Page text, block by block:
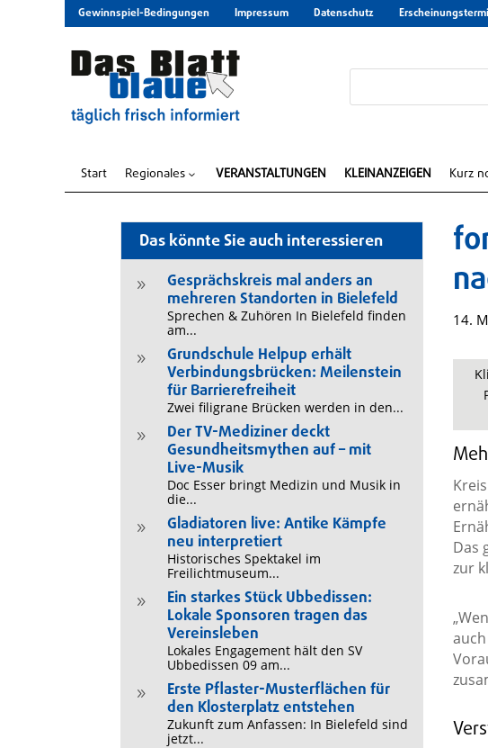
Gewinnspiel-Bedingungen Impressum Datenschutz
Start Regionales 3 VERANSTALTUNGEN KLEINANZEIGEN Kurz
Das könnte Sie auch interessieren
9
Gesprächskreis mal anders an
mehreren Standorten in Bielefeld
Sprechen & Zuhören In Bielefeld finden
am...
9
Grundschule Helpup erhält
Verbindungsbrücken: Meilenstein
für Barrierefreiheit
Zwei filigrane Brücken werden in den...
9
Der TV-Mediziner deckt
Gesundheitsmythen auf – mit
Live-Musik
Doc Esser bringt Medizin und Musik in
die...
9
Gladiatoren live: Antike Kämpfe
neu interpretiert
Historisches Spektakel im
Freilichtmuseum...
9
Ein starkes Stück Ubbedissen:
Lokale Sponsoren tragen das
Vereinsleben
Lokales Engagement hält den SV
Ubbedissen 09 am...
9
Erste Pflaster-Musterflächen für
den Klosterplatz entstehen
Zukunft zum Anfassen: In Bielefeld sind
jetzt...
14.
Das
zur